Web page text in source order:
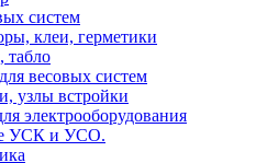
систем
клеи, герметики
табло
весовых систем
узлы встройки
электрооборудования
УСК и УСО.